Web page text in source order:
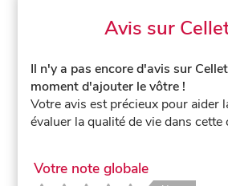
Avis sur
Il n'y a pas encore d'avis sur
moment d'ajouter le vôtre !
Votre avis est précieux pour aider
évaluer la qualité de vie dans cette
Votre note globale